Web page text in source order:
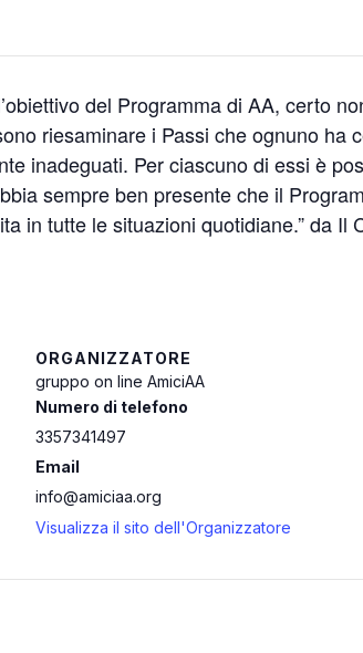
del Programma di AA, certo
riesaminare i Passi che ognuno
inadeguati. Per ciascuno di essi è
sempre ben presente che il
in tutte le situazioni quotidiane.” da Il
ORGANIZZATORE
gruppo on line AmiciAA
Numero di telefono
3357341497
Email
info@amiciaa.org
Visualizza il sito dell'Organizzatore